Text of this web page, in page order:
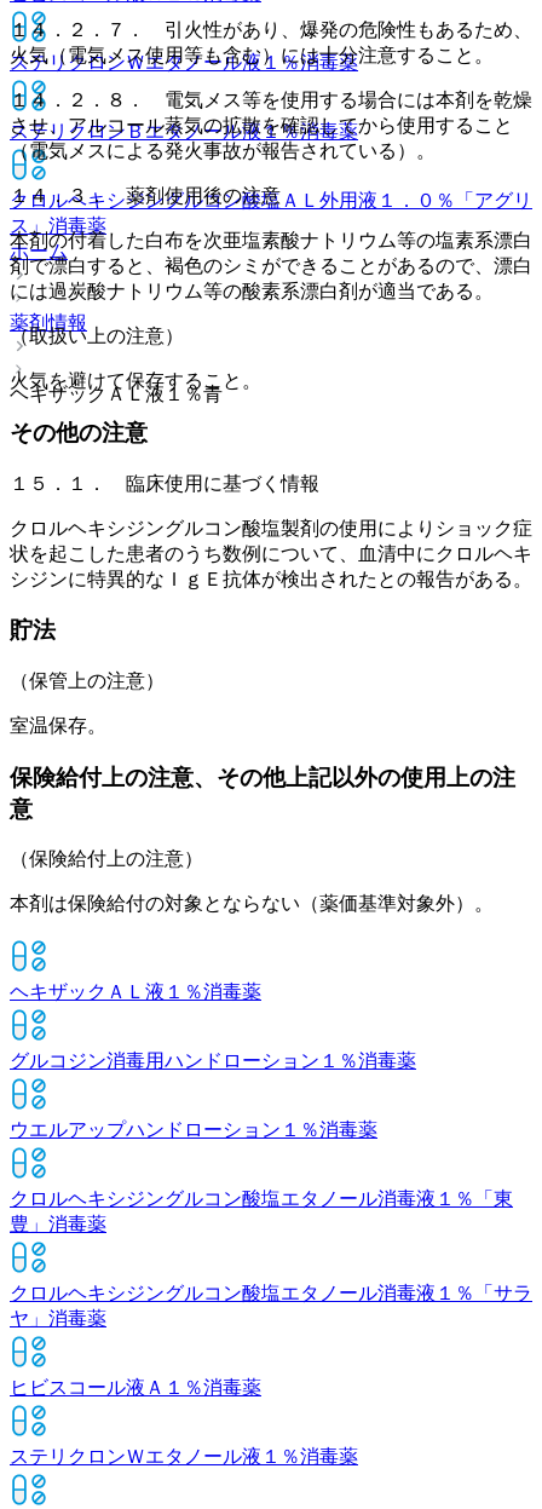
ステリクロンＷエタノール液１％消毒薬
ステリクロンＢエタノール液１％消毒薬
クロルヘキシジングルコン酸塩ＡＬ外用液１．０％「アグリ
ス」 消毒薬
ホーム
薬剤情報
ヘキザックＡＬ液１％青
１４．２．７． 引火性があり、爆発の危険性もあるため、
火気（電気メス使用等も含む）には十分注意すること。
１４．２．８． 電気メス等を使用する場合には本剤を乾燥
させ、アルコール蒸気の拡散を確認してから使用すること
（電気メスによる発火事故が報告されている）。
１４．３． 薬剤使用後の注意
本剤の付着した白布を次亜塩素酸ナトリウム等の塩素系漂白
剤で漂白すると、褐色のシミができることがあるので、漂白
には過炭酸ナトリウム等の酸素系漂白剤が適当である。
（取扱い上の注意）
火気を避けて保存すること。
その他の注意
１５．１． 臨床使用に基づく情報
クロルヘキシジングルコン酸塩製剤の使用によりショック症
状を起こした患者のうち数例について、血清中にクロルヘキ
シジンに特異的なＩｇＥ抗体が検出されたとの報告がある。
貯法
（保管上の注意）
室温保存。
保険給付上の注意、その他上記以外の使用上の注
意
（保険給付上の注意）
本剤は保険給付の対象とならない（薬価基準対象外）。
ヘキザックＡＬ液１％消毒薬
グルコジン消毒用ハンドローション１％消毒薬
ウエルアップハンドローション１％消毒薬
クロルヘキシジングルコン酸塩エタノール消毒液１％「東
豊」 消毒薬
クロルヘキシジングルコン酸塩エタノール消毒液１％「サラ
ヤ」 消毒薬
ヒビスコール液Ａ１％消毒薬
ステリクロンＷエタノール液１％消毒薬